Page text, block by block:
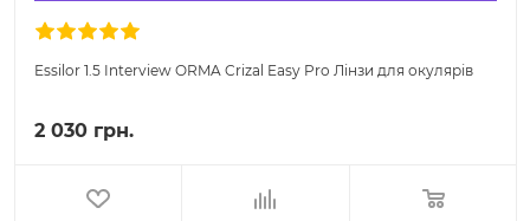
Essilor 1.5 Interview ORMA Crizal Easy Pro Лінзи для окулярів
2 030 грн.